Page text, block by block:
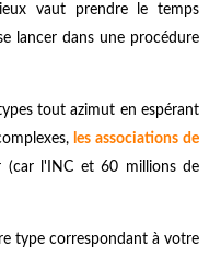
vaut prendre le temps
lancer dans une procédure
tout azimut en espérant
les associations de
(car l'INC et 60 millions de
type correspondant à votre